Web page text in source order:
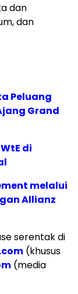
dan
dan
Peluang
Grand
di
melalui
Allianz
serentak di
(khusus
(media